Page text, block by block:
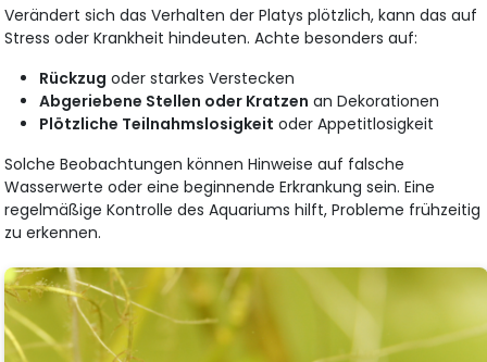
Verändert sich das Verhalten der Platys plötzlich, kann das auf
Stress oder Krankheit hindeuten. Achte besonders auf:
Rückzug oder starkes Verstecken
Abgeriebene Stellen oder Kratzen an Dekorationen
Plötzliche Teilnahmslosigkeit oder Appetitlosigkeit
Solche Beobachtungen können Hinweise auf falsche
Wasserwerte oder eine beginnende Erkrankung sein. Eine
regelmäßige Kontrolle des Aquariums hilft, Probleme frühzeitig
zu erkennen.